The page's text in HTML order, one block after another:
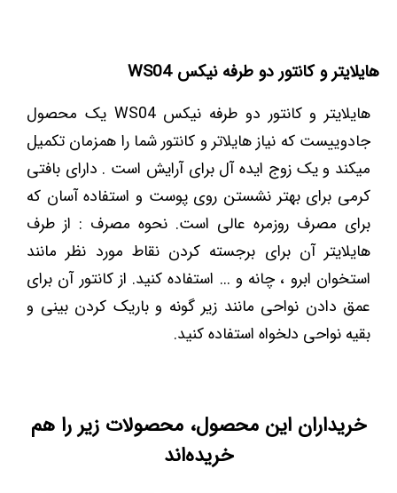
هایلایتر و کانتور دو طرفه نیکس WS04
هایلایتر و کانتور دو طرفه نیکس WS04 یک محصول
جادوییست که نیاز هایلاتر و کانتور شما را همزمان تکمیل
میکند و یک زوج ایده آل برای آرایش است . دارای بافتی
کرمی برای بهتر نشستن روی پوست و استفاده آسان که
برای مصرف روزمره عالی است. نحوه مصرف : از طرف
هایلایتر آن برای برجسته کردن نقاط مورد نظر مانند
استخوان ابرو ، چانه و ... استفاده کنید. از کانتور آن برای
عمق دادن نواحی مانند زیر گونه و باریک کردن بینی و
بقیه نواحی دلخواه استفاده کنید.
خریداران این محصول، محصولات زیر را هم
خریده‌اند